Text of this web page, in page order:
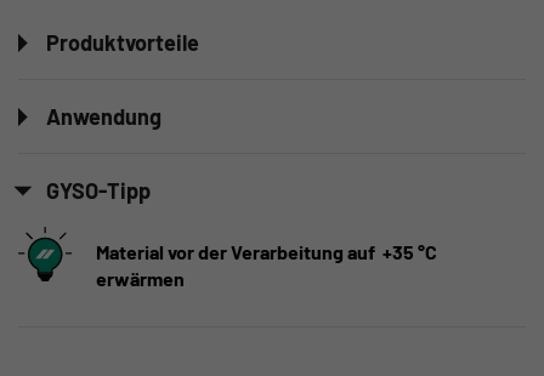
Produktvorteile
Anwendung
GYSO-Tipp
Material vor der Verarbeitung auf +35 °C
erwärmen